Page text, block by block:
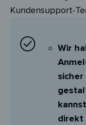
Kundensupport-
Wir
direkt